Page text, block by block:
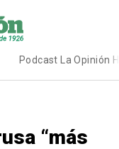
Podcast La Opinión
“más